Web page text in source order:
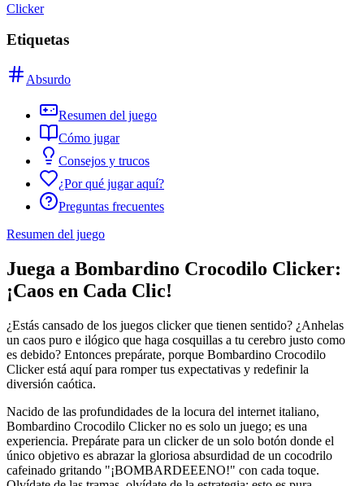
Clicker
Etiquetas
Absurdo
Resumen del juego
Cómo jugar
Consejos y trucos
¿Por qué jugar aquí?
Preguntas frecuentes
Resumen del juego
Juega a Bombardino Crocodilo Clicker:
¡Caos en Cada Clic!
¿Estás cansado de los juegos clicker que tienen sentido? ¿Anhelas
un caos puro e ilógico que haga cosquillas a tu cerebro justo como
es debido? Entonces prepárate, porque Bombardino Crocodilo
Clicker está aquí para romper tus expectativas y redefinir la
diversión caótica.
Nacido de las profundidades de la locura del internet italiano,
Bombardino Crocodilo Clicker no es solo un juego; es una
experiencia. Prepárate para un clicker de un solo botón donde el
único objetivo es abrazar la gloriosa absurdidad de un cocodrilo
cafeinado gritando "¡BOMBARDEEENO!" con cada toque.